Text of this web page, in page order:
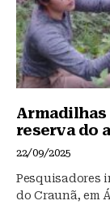
reserva do
22/09/2025
Pesquisadores
do Craunã, em